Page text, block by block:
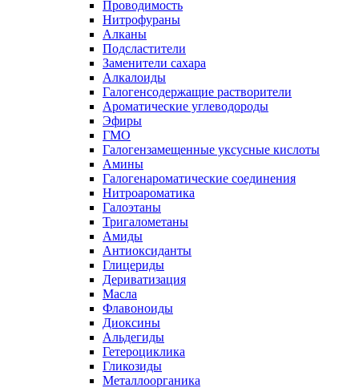
Проводимость
Нитрофураны
Алканы
Подсластители
Заменители сахара
Алкалоиды
Галогенсодержащие растворители
Ароматические углеводороды
Эфиры
ГМО
Галогензамещенные уксусные кислоты
Амины
Галогенароматические соединения
Нитроароматика
Галоэтаны
Тригалометаны
Амиды
Антиоксиданты
Глицериды
Дериватизация
Масла
Флавоноиды
Диоксины
Альдегиды
Гетероциклика
Гликозиды
Металлоорганика